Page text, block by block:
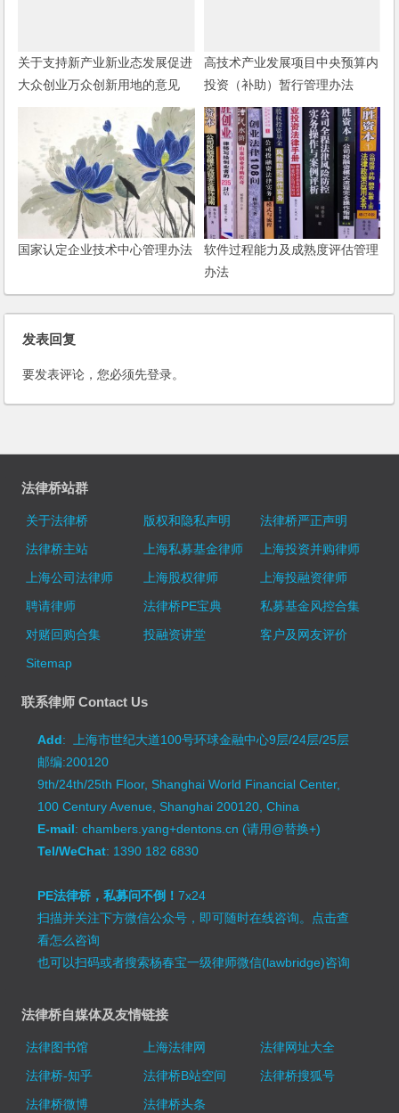
关于支持新产业新业态发展促进
大众创业万众创新用地的意见
高技术产业发展项目中央预算内
投资（补助）暂行管理办法
国家认定企业技术中心管理办法
软件过程能力及成熟度评估管理
办法
发表回复
要发表评论，您必须先登录。
法律桥站群
关于法律桥 版权和隐私声明
法律桥严正声明
法律桥主站
上海私募基金律师
上海投资并购律师
上海公司法律师
上海股权律师
上海投融资律师
聘请律师
法律桥PE宝典
私募基金风控合集
对赌回购合集
投融资讲堂
客户及网友评价
Sitemap
联系律师 Contact Us
Add: 上海市世纪大道100号环球金融中心9层/24层/25层
邮编:200120
9th/24th/25th Floor, Shanghai World Financial Center,
100 Century Avenue, Shanghai 200120, China
E-mail: chambers.yang+dentons.cn (请用@替换+)
Tel/WeChat: 1390 182 6830
PE法律桥，私募问不倒！7x24
扫描并关注下方微信公众号，即可随时在线咨询。 点击查
看怎么咨询
也可以扫码或者搜索杨春宝一级律师微信(lawbridge)咨询
法律桥自媒体及友情链接
法律图书馆 上海法律网
法律网址大全
法律桥-知乎
法律桥B站空间
法律桥搜狐号
法律桥微博
法律桥头条